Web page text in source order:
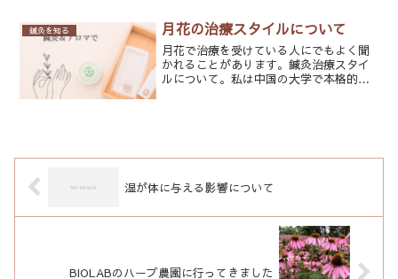
んでいます。今回のオンラインのお灸教
室は・お灸教室資料・お灸...
鍼灸を知る 月花の治療スタイルについて
月花で治療を受けている人にでもよく聞
かれることがあります。鍼灸治療スタイ
ルについて。私は中国の大学で本格的に
湿が体に与える影響について
BIOLABのハーブ農園に行ってきました